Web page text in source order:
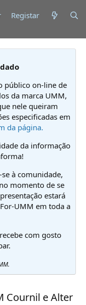
Registar
público on-line de
da marca UMM,
nele queiram
especificadas em
da página.
da informação
à comunidade,
momento de se
estará
UMM em toda a
com gosto
Cournil e Alter